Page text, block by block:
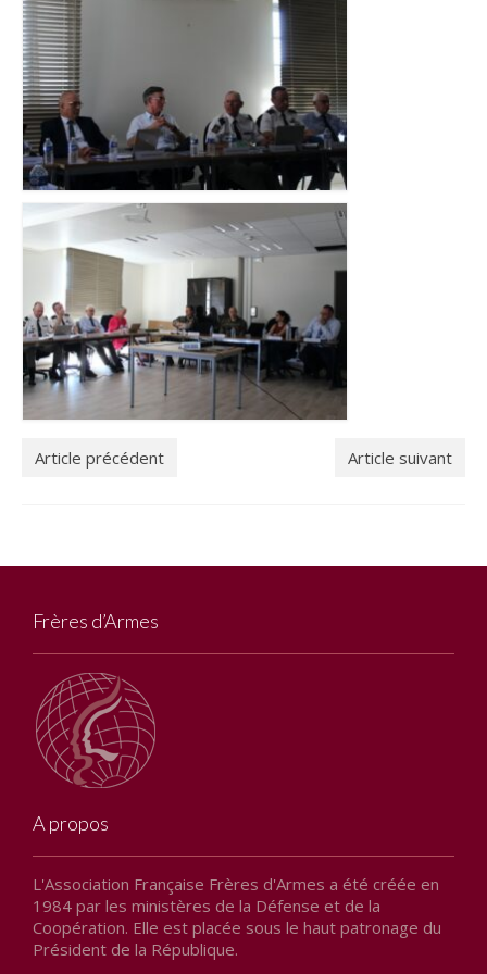
Article précédent Article suivant
Frères d’Armes
A propos
L'Association Française Frères d'Armes a été créée en
1984 par les ministères de la Défense et de la
Coopération. Elle est placée sous le haut patronage du
Président de la République.